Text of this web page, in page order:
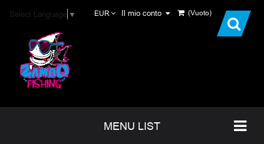
(Vuoto)
Il mio conto
EUR
Select Language ▼
MENU LIST